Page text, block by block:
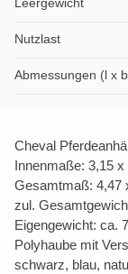
Leergewicht
Nutzlast
Abmessungen (l x
Cheval
Innenmaße: 3,15
Gesamtmaß: 4,47
zul.
Eigengewicht: ca.
Polyhaube mit
schwarz, blau,